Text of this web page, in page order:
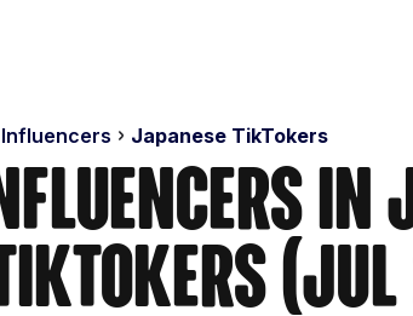
Influencers Japanese TikTokers
in
(Jul